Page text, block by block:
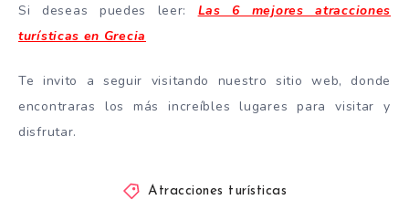
Si deseas puedes leer: Las 6 mejores atracciones
turísticas en Grecia
Te invito a seguir visitando nuestro sitio web, donde
encontraras los más increíbles lugares para visitar y
disfrutar.
Atracciones turísticas